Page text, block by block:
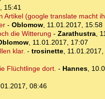
15:41
(google translate macht
- Oblomow, 11.01.2017, 15:58
die Witterung - Zarathustra,
, 11.01.2017, 17:07
klar. - trosinette,
Flüchtlinge dort. - Hannes,
08:46